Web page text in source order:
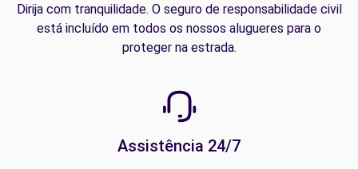
Dirija com tranquilidade. O seguro de responsabilidade civil
está incluído em todos os nossos alugueres para o
proteger na estrada.
Assistência 24/7